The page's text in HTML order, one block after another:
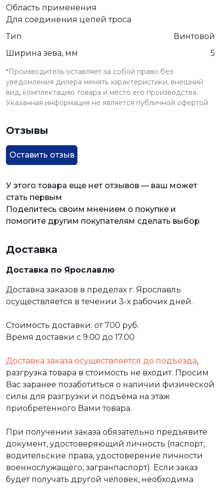
Область применения
Для соединения цепей троса
Тип
Винтовой
Ширина зева, мм
5
*Производитель оставляет за собой право без
уведомления дилера менять характеристики, внешний
вид, комплектацию товара и место его производства.
Указанная информация не является публичной офертой
Отзывы
Оставить отзыв
У этого товара еще нет отзывов — ваш может
стать первым
Поделитесь своим мнением о покупке и
помогите другим покупателям сделать выбор
Доставка
Доставка по Ярославлю
Доставка заказов в пределах г. Ярославль
осуществляется в течении 3-х рабочих дней.
Стоимость доставки: от 700 руб.
Время доставки с 9.00 до 17.00
Доставка заказа осуществляется до подъезда,
разгрузка товара в стоимость не входит. Просим
Вас заранее позаботиться о наличии физической
силы для разгрузки и подъёма на этаж
приобретенного Вами товара.
При получении заказа обязательно предъявите
документ, удостоверяющий личность (паспорт,
водительские права, удостоверение личности
военнослужащего, загранпаспорт). Если заказ
будет получать другой человек, необходима